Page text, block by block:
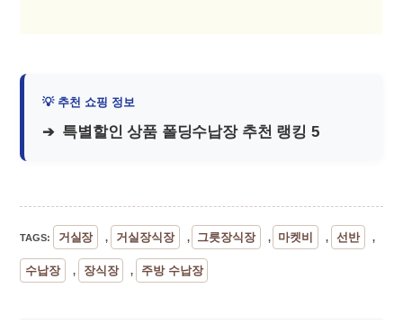
특별할인 상품 폴딩수납장 추천 랭킹 5
TAGS: 거실장 , 거실장식장 , 그릇장식장 , 마켓비 , 선반 ,
수납장 , 장식장 , 주방 수납장